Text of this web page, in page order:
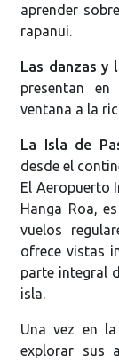
aprender
rapanui.
Las danzas y
presentan en
ventana a la
La Isla de
desde el
El Aeropuerto
Hanga Roa,
vuelos
ofrece vistas
parte integral
isla.
Una vez en
explorar sus